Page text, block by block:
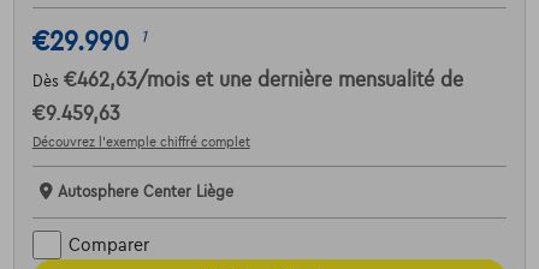
€29.990 1
Dès €462,63/mois et une dernière mensualité de
€9.459,63
Découvrez l’exemple chiffré complet
Autosphere Center Liège
Comparer